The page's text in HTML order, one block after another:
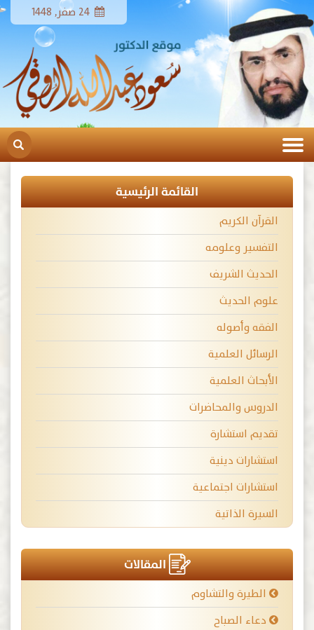
القائمة الرئيسية
القرآن الكريم
التفسير وعلومه
الحديث الشريف
علوم الحديث
الفقه وأصوله
الرسائل العلمية
الأبحاث العلمية
الدروس والمحاضرات
تقديم استشارة
استشارات دينية
استشارات اجتماعية
السيرة الذاتية
المقالات
الطيرة والتشاوم
دعاء الصباح